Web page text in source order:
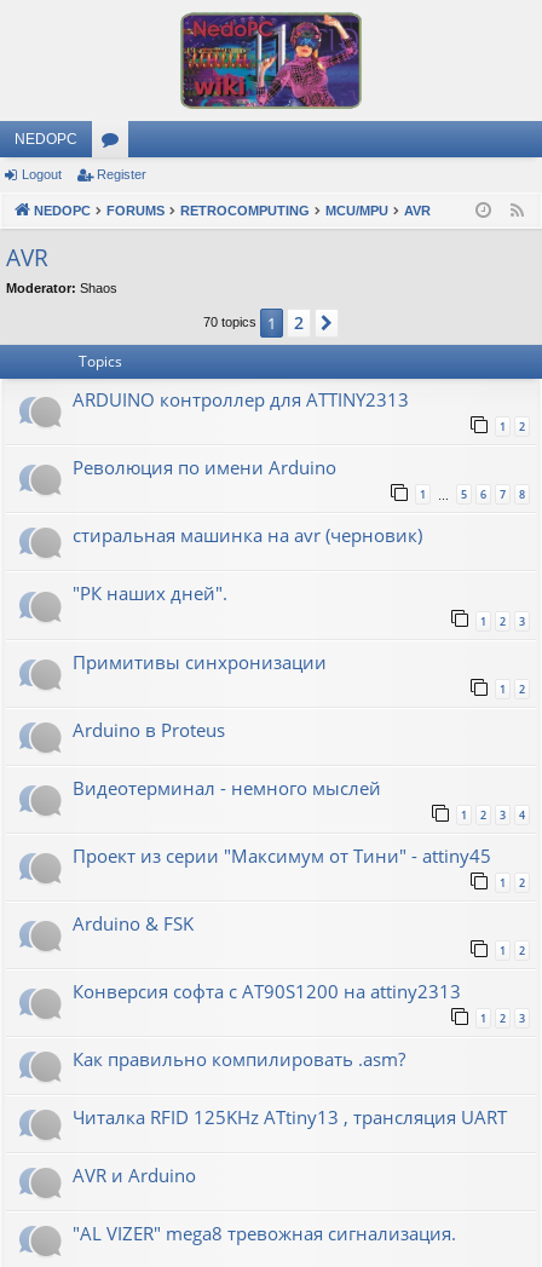
NEDOPC
or
u
s
Logout Register
NEDOPC FORUMS RETROCOMPUTING MCU/MPU AVR
AVR
Moderator: Shaos
70 topics 1 2
Topics
ARDUINO контроллер для ATTINY2313
1 2
Революция по имени Arduino
1 … 5 6 7 8
стиральная машинка на avr (черновик)
"РК наших дней".
1 2 3
Примитивы синхронизации
1 2
Arduino в Proteus
Видеотерминал - немного мыслей
1 2 3 4
Проект из серии "Максимум от Тини" - attiny45
1 2
Arduino & FSK
1 2
Конверсия софта с AT90S1200 на attiny2313
1 2 3
Как правильно компилировать .asm?
Читалка RFID 125KHz ATtiny13 , трансляция UART
AVR и Arduino
"AL VIZER" mega8 тревожная сигнализация.